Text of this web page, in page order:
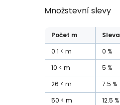
Množstevní slevy
Počet m Sleva
0.1
m 0 %
10
m 5 %
26
m 7.5 %
50
m 12.5 %